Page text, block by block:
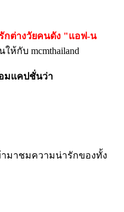
กต่างวัยคนดัง "แอฟ-น
ห้กับ mcmthailand
มแคปชั่นว่า
มาชมความน่ารักของทั้ง